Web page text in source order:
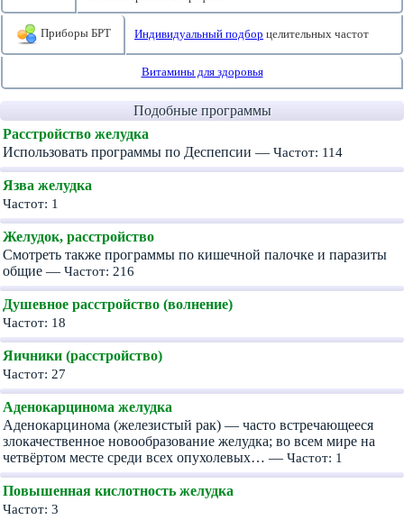
Приборы БРТ Индивидуальный подбор целительных частот
Витамины для здоровья
Подобные программы
Расстройство желудка
Использовать программы по Деспепсии — Частот: 114
Язва желудка
Частот: 1
Желудок, расстройство
Смотреть также программы по кишечной палочке и паразиты
общие — Частот: 216
Душевное расстройство (волнение)
Частот: 18
Яичники (расстройство)
Частот: 27
Аденокарцинома желудка
Аденокарцинома (железистый рак) — часто встречающееся
злокачественное новообразование желудка; во всем мире на
четвёртом месте среди всех опухолевых… — Частот: 1
Повышенная кислотность желудка
Частот: 3